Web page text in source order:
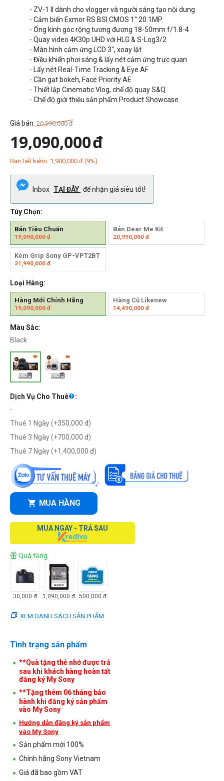
- ZV-1 II dành cho vlogger và người sáng tạo nội dung
- Cảm biến Exmor RS BSI CMOS 1" 20.1MP
- Ống kính góc rộng tương đương 18-50mm f/1.8-4
- Quay video 4K30p UHD với HLG & S-Log3/2
- Màn hình cảm ứng LCD 3", xoay lật
- Điều khiển phơi sáng & lấy nét cảm ứng trực quan
- Lấy nét Real-Time Tracking & Eye AF
- Cần gạt bokeh, Face Priority AE
- Thiết lập Cinematic Vlog, chế độ quay S&Q
- Chế độ giới thiệu sản phẩm Product Showcase
Giá bán: 20,990,000 đ
19,090,000đ
Bạn tiết kiệm: 1,900,000 đ (9%)
Inbox TẠI ĐÂY để nhận giá siêu tốt!
Tùy Chọn:
Bản Tiêu Chuẩn
19,090,000 đ
Bản Dear Me Kit
20,990,000đ
Kèm Grip Sony GP-VPT2BT
21,990,000 đ
Loại Hàng:
Hàng Mới Chính Hãng
19,090,000 đ
Hàng Cũ Likenew
14,490,000đ
Màu Sắc:
Black
Dịch Vụ Cho Thuê
:
-
Thuê 1 Ngày (+350,000 đ)
Thuê 3 Ngày (+700,000 đ)
Thuê 7 Ngày (+1,400,000 đ)
MUA HÀNG
MUA NGAY - TRẢ SAU
Quà tặng
30,000 đ 1,090,000 đ 500,000 đ
XEM DANH SÁCH SẢN PHẨM
Tình trạng sản phẩm
**Quà tặng thẻ nhớ được trả
sau khi khách hàng hoàn tất
đăng ký My Sony
**Tặng thêm 06 tháng bảo
hành khi đăng ký sản phẩm
vào My Sony
Hướng dẫn đăng ký sản phẩm
vào My Sony
Sản phẩm mới 100%
Chính hãng Sony Vietnam
Giá đã bao gồm VAT